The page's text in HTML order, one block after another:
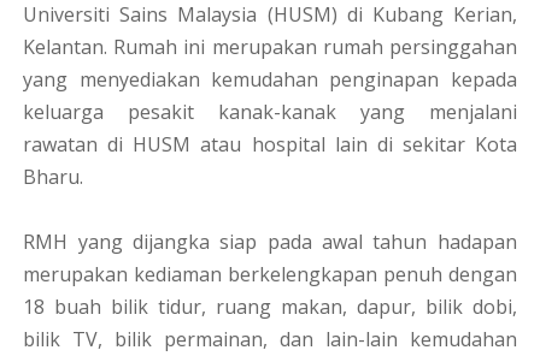
Universiti Sains Malaysia (HUSM) di Kubang Kerian,
Kelantan. Rumah ini merupakan rumah persinggahan
yang menyediakan kemudahan penginapan kepada
keluarga pesakit kanak-kanak yang menjalani
rawatan di HUSM atau hospital lain di sekitar Kota
Bharu.
RMH yang dijangka siap pada awal tahun hadapan
merupakan kediaman berkelengkapan penuh dengan
18 buah bilik tidur, ruang makan, dapur, bilik dobi,
bilik TV, bilik permainan, dan lain-lain kemudahan